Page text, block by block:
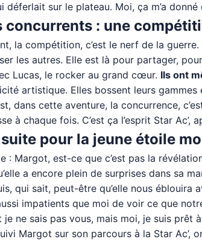
déferlait sur le plateau. Moi, ça m’a
concurrents : une
la compétition, c’est le nerf de la
les autres. Elle est là pour partager,
Lucas, le rocker au grand cœur. Ils ont
artistique. Elles bossent leurs
dans cette aventure, la concurrence,
à chaque fois. C’est ça l’esprit Star Ac’,
suite pour la jeune étoile
: Margot, est-ce que c’est pas la
a encore plein de surprises dans sa
qui sait, peut-être qu’elle nous
impatients que moi de voir ce que
ne sais pas vous, mais moi, je suis prêt
Margot sur son parcours à la Star Ac’,